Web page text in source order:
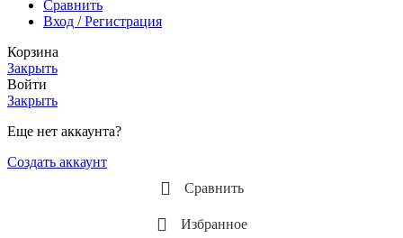
Сравнить
Вход / Регистрация
Корзина
Закрыть
Войти
Закрыть
Еще нет аккаунта?
Создать аккаунт
Сравнить
Избранное